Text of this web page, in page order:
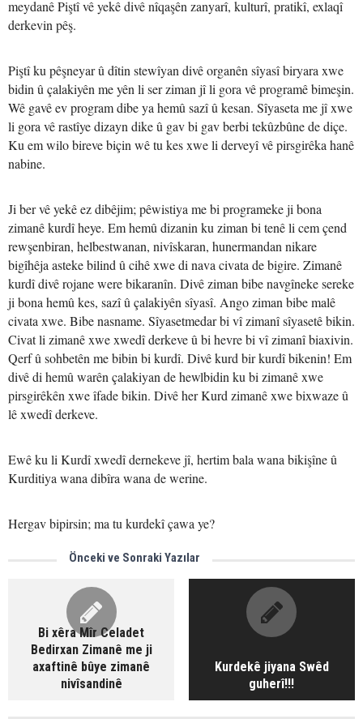
meydanêPiştî vê yekê divê nîqaşên zanyarî, kulturî, pratikî, exlaqî
derkevin pêş.
Piştî ku pêşneyar û dîtin stewîyan divê organên sîyasî biryara xwe
bidin û çalakiyên me yên li ser ziman jî li gora vê programê bimeşin.
Wê gavê ev program dibe ya hemû sazî û kesan. Sîyaseta me jî xwe
li gora vê rastîye dizayn dike û gav bi gav berbi tekûzbûne de diçe.
Ku em wilo bireve biçin wê tu kes xwe li derveyî vê pirsgirêka hanê
nabine.
Ji ber vê yekê ez dibêjim; pêwistiya me bi programeke ji bona
zimanê kurdî heye. Em hemû dizanin ku ziman bi tenê li cem çend
rewşenbiran, helbestwanan, nivîskaran, hunermandan nikare
bigîhêja asteke bilind û cihê xwe di nava civata de bigire. Zimanê
kurdî divê rojane were bikaranîn. Divê ziman bibe navgîneke sereke
ji bona hemû kes, sazî û çalakiyên sîyasî. Ango ziman bibe malê
civata xwe. Bibe nasname. Sîyasetmedar bi vî zimanî sîyasetê bikin.
Civat li zimanê xwe xwedî derkeve û bi hevre bi vî zimanî biaxivin.
Qerf û sohbetên me bibin bi kurdî. Divê kurd bir kurdî bikenin! Em
divê di hemû warên çalakiyan de hewlbidin ku bi zimanê xwe
pirsgirêkên xwe îfade bikin. Divê her Kurd zimanê xwe bixwaze û
lê xwedî derkeve.
Ewê ku li Kurdî xwedî dernekeve jî, hertim bala wana bikişîne û
Kurditiya wana dibîra wana de werine.
Hergav bipirsin; ma tu kurdekî çawa ye?
Önceki ve Sonraki Yazılar
Bi xêra Mîr Celadet
Bedirxan Zimanê me ji
axaftinê bûye zimanê
nivîsandinê
Kurdekê jiyana Swêd
guherî!!!